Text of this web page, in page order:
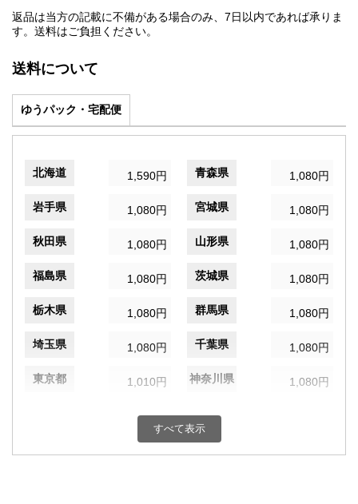
返品は当方の記載に不備がある場合のみ、7日以内であれば承りま
す。送料はご負担ください。
送料について
ゆうパック・宅配便
北海道 1,590円 青森県 1,080円
岩手県 1,080円 宮城県 1,080円
秋田県 1,080円 山形県 1,080円
福島県 1,080円 茨城県 1,080円
栃木県 1,080円 群馬県 1,080円
埼玉県 1,080円 千葉県 1,080円
東京都 1,010円 神奈川県 1,080円
1,080円 富山県
すべて表示